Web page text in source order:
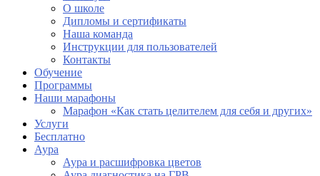
О школе
Дипломы и сертификаты
Наша команда
Инструкции для пользователей
Контакты
Обучение
Программы
Наши марафоны
Марафон «Как стать целителем для себя и других»
Услуги
Бесплатно
Аура
Аура и расшифровка цветов